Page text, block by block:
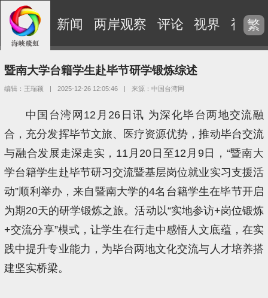
新闻 两岸观察 评论 视界 视频
繁
暨南大学台籍学生赴毕节研学锻炼综述
编辑：王瑞颖 | 2025-12-26 12:05:46 | 来源：中国台湾网
中国台湾网12月26日讯 为深化毕台两地交流融
合，充分发挥毕节文旅、医疗资源优势，推动毕台交流
与融合发展走深走实，11月20日至12月9日，“暨南大
学台籍学生赴毕节研习交流暨基层岗位就业实习支援活
动”顺利举办，来自暨南大学的4名台籍学生在毕节开启
为期20天的研学锻炼之旅。活动以“实地参访+岗位锻炼
+交流分享”模式，让学生在行走中感悟人文底蕴，在实
践中提升专业能力，为毕台两地文化交流与人才培养搭
建坚实桥梁。